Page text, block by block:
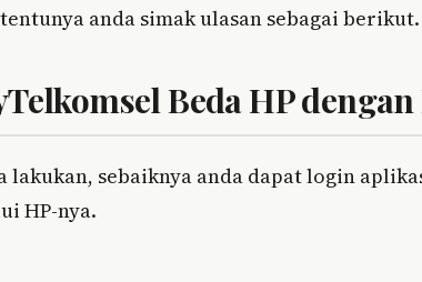
anda simak ulasan sebagai berikut.
Beda HP
lakukan, sebaiknya anda dapat login
HP-nya.